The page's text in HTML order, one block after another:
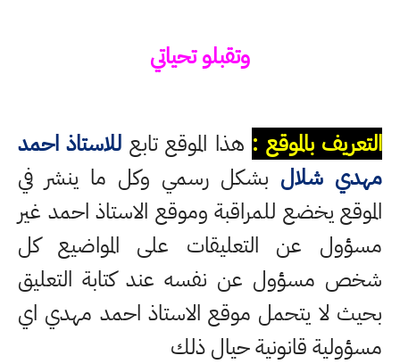
وتقبلو تحياتي
التعريف بالموقع : هذا الموقع تابع للاستاذ احمد
مهدي شلال بشكل رسمي وكل ما ينشر في
الموقع يخضع للمراقبة وموقع الاستاذ احمد غير
مسؤول عن التعليقات على المواضيع كل
شخص مسؤول عن نفسه عند كتابة التعليق
بحيث لا يتحمل موقع الاستاذ احمد مهدي اي
مسؤولية قانونية حيال ذلك